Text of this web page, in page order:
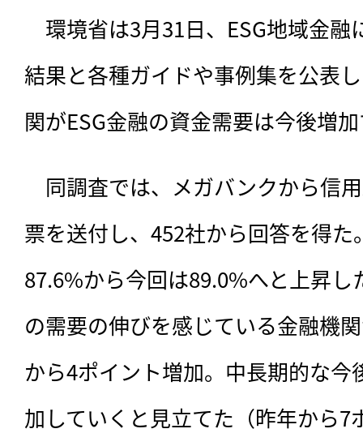
環境省は3月31日、ESG地域金融
結果と各種ガイドや事例集を公表
関がESG金融の資金需要は今後増
同調査では、メガバンクから信
票を送付し、452社から回答を得
87.6%から今回は89.0%へと上昇し
の需要の伸びを感じている金融機
から4ポイント増加。中長期的な今
加していくと見立てた（昨年から7